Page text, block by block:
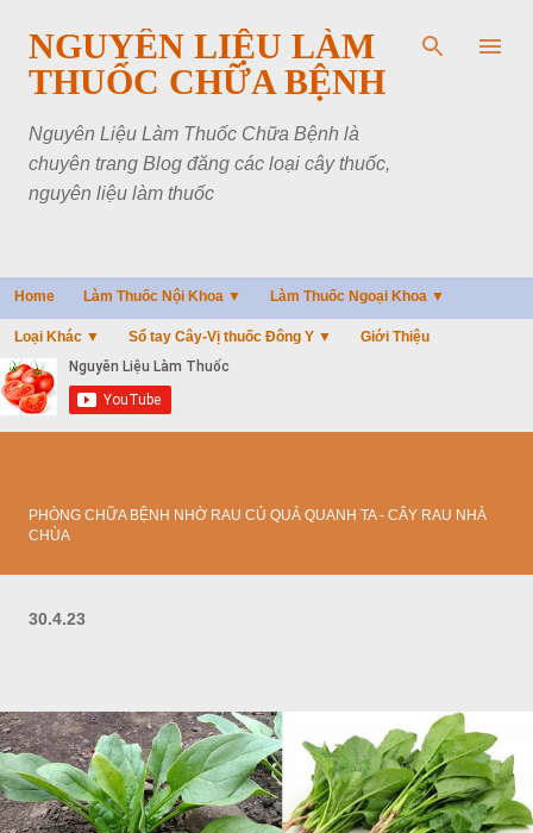
Chuyển đến nội dung chính
NGUYÊN LIỆU LÀM
THUỐC CHỮA BỆNH
Nguyên Liệu Làm Thuốc Chữa Bệnh là
chuyên trang Blog đăng các loại cây thuốc,
nguyên liệu làm thuốc
Home Làm Thuốc Nội Khoa ▼ Làm Thuốc Ngoại Khoa ▼
Loại Khác ▼ Sổ tay Cây-Vị thuốc Đông Y ▼ Giới Thiệu
PHÒNG CHỮA BỆNH NHỜ RAU CỦ QUẢ QUANH TA - CÂY RAU NHÀ
CHÙA
30.4.23